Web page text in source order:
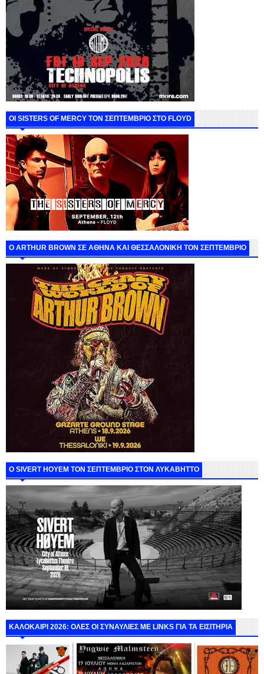
ΟΙ SISTERS OF MERCY ΤΟΝ ΣΕΠΤΕΜΒΡΙΟ ΣΤΟ FLOYD
O ARTHUR BROWN ΣΕ ΑΘΗΝΑ ΚΑΙ ΘΕΣΣΑΛΟΝΙΚΗ ΤΟΝ ΣΕΠΤΕΜΒΡΙΟ
Ο SIVERT HOYEM ΤΟΝ ΣΕΠΤΕΜΒΡΙΟ ΣΤΟΝ ΛΥΚΑΒΗΤΤΟ
ΚΑΛΟΚΑΙΡΙ 2026: ΟΛΕΣ ΟΙ ΣΥΝΑΥΛΙΕΣ ΜΕ LINKS ΓΙΑ ΤΑ ΕΙΣΙΤΗΡΙΑ